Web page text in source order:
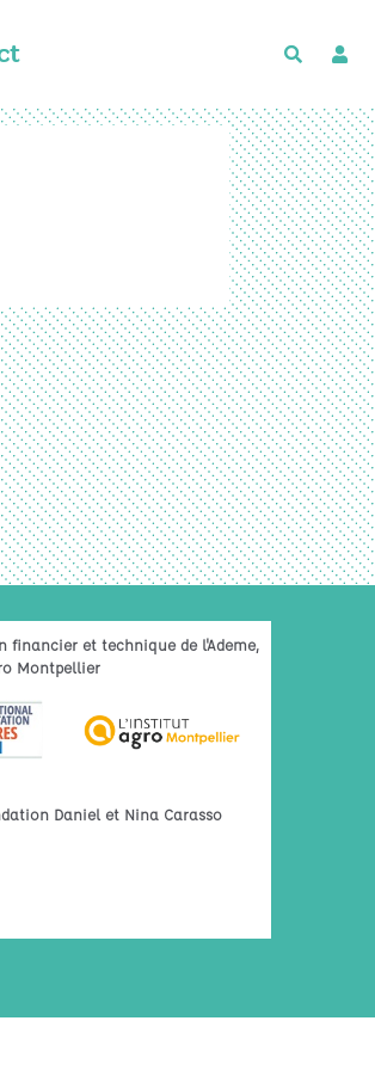
financier et technique de l'Ademe,
Montpellier
Daniel et Nina Carasso